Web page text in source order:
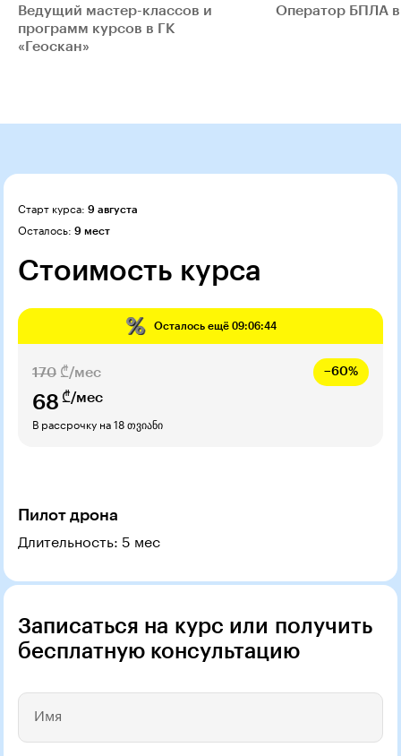
Ведущий мастер-классов и
программ курсов в ГК
«Геоскан»
Оператор БПЛА в
Старт курса: 9 августа
Осталось: 9 мест
Стоимость курса
Осталось ещё 09:06:43
170 ₾/мес −60%
68 ₾/мес
В рассрочку на 18 თვიანი
Пилот дрона
Длительность: 5 мес
Записаться на курс или получить
бесплатную консультацию
Имя